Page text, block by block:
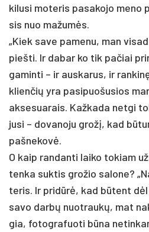
ki­lu­si mo­te­ris pa­sa­ko­jo me­no
sis nuo ma­žumės.
„Kiek sa­ve pa­me­nu, man
pieš­ti. Ir da­bar ko tik pa­čiai
ga­min­ti – ir aus­ka­rus, ir
klien­čių yra pa­si­puo­šu­sios
ak­se­sua­rais. Kaž­ka­da ne­tgi
ju­si – do­va­no­ju grožį, kad
pa­šne­kovė.
O kaip ran­dan­ti lai­ko to­kiam
ten­ka su­ktis gro­žio sa­lo­ne?
te­ris. Ir pri­dūrė, kad būtent
sa­vo darbų nuo­traukų, mat
gia, fo­tog­ra­fuo­ti būna